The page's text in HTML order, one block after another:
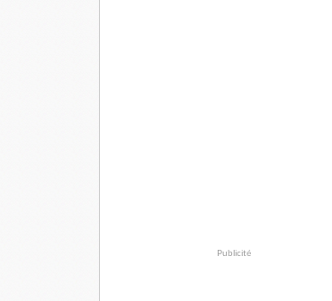
Publicité